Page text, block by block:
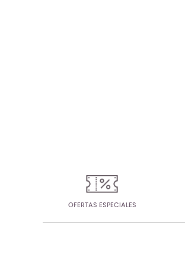
OFERTAS ESPECIALES